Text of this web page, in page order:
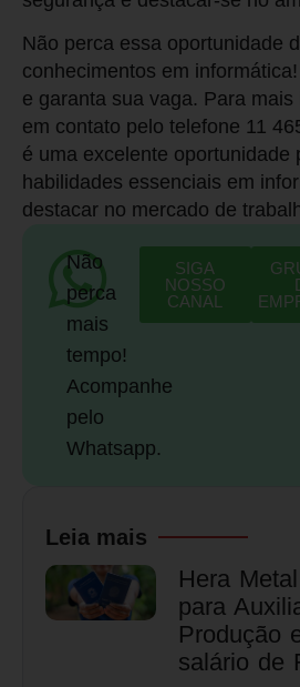
Não perca essa oportunidade
conhecimentos em
e garanta sua vaga. Para
em contato pelo telefone 11
é uma excelente oportunidade
habilidades essenciais em
destacar no mercado de
Não
perca
mais
tempo!
Acompanhe
pelo
Whatsapp.
SIGA
NOSSO
CANAL
Leia mais
Hera
para
Produção
salário de